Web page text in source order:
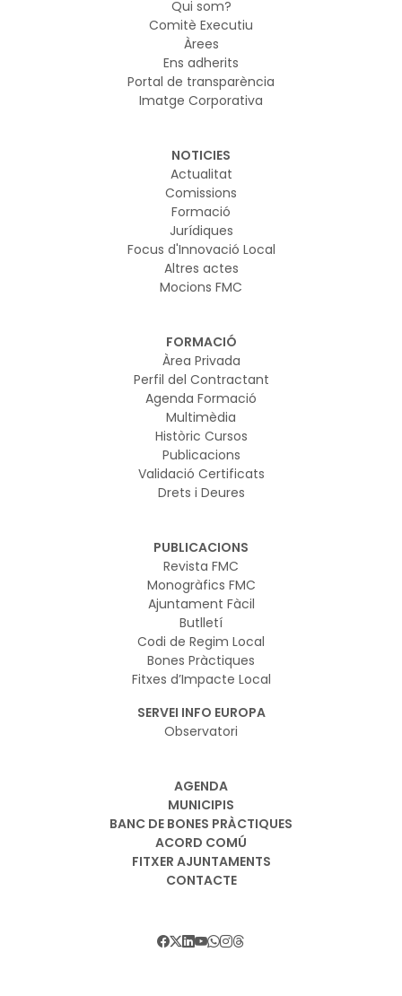
Qui som?
Comitè Executiu
Àrees
Ens adherits
Portal de transparència
Imatge Corporativa
NOTICIES
Actualitat
Comissions
Formació
Jurídiques
Focus d'Innovació Local
Altres actes
Mocions FMC
FORMACIÓ
Àrea Privada
Perfil del Contractant
Agenda Formació
Multimèdia
Històric Cursos
Publicacions
Validació Certificats
Drets i Deures
PUBLICACIONS
Revista FMC
Monogràfics FMC
Ajuntament Fàcil
Butlletí
Codi de Regim Local
Bones Pràctiques
Fitxes d’Impacte Local
SERVEI INFO EUROPA
Observatori
AGENDA
MUNICIPIS
BANC DE BONES PRÀCTIQUES
ACORD COMÚ
FITXER AJUNTAMENTS
CONTACTE